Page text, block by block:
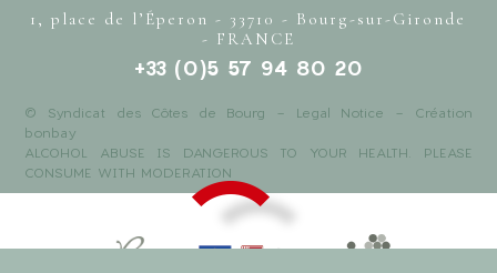
1, place de l’Éperon - 33710 - Bourg-sur-Gironde
- FRANCE
+33 (0)5 57 94 80 20
© Syndicat des Côtes de Bourg - Legal Notice - Création
bonbay
ALCOHOL ABUSE IS DANGEROUS TO YOUR HEALTH. PLEASE
CONSUME WITH MODERATION